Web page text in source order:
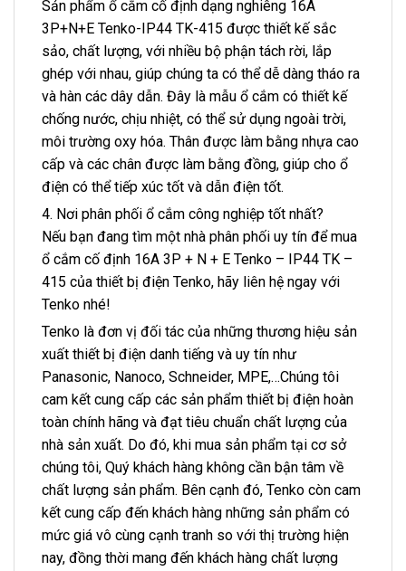
Sản phẩm ổ cắm cố định dạng nghiêng 16A
3P+N+E Tenko-IP44 TK-415 được thiết kế sắc
sảo, chất lượng, với nhiều bộ phận tách rời, lắp
ghép với nhau, giúp chúng ta có thể dễ dàng tháo ra
và hàn các dây dẫn. Đây là mẫu ổ cắm có thiết kế
chống nước, chịu nhiệt, có thể sử dụng ngoài trời,
môi trường oxy hóa. Thân được làm bằng nhựa cao
cấp và các chân được làm bằng đồng, giúp cho ổ
điện có thể tiếp xúc tốt và dẫn điện tốt.
4. Nơi phân phối ổ cắm công nghiệp tốt nhất?
Nếu bạn đang tìm một nhà phân phối uy tín để mua
ổ cắm cố định 16A 3P + N + E Tenko – IP44 TK –
415 của thiết bị điện Tenko, hãy liên hệ ngay với
Tenko nhé!
Tenko là đơn vị đối tác của những thương hiệu sản
xuất thiết bị điện danh tiếng và uy tín như
Panasonic, Nanoco, Schneider, MPE,…Chúng tôi
cam kết cung cấp các sản phẩm thiết bị điện hoàn
toàn chính hãng và đạt tiêu chuẩn chất lượng của
nhà sản xuất. Do đó, khi mua sản phẩm tại cơ sở
chúng tôi, Quý khách hàng không cần bận tâm về
chất lượng sản phẩm. Bên cạnh đó, Tenko còn cam
kết cung cấp đến khách hàng những sản phẩm có
mức giá vô cùng cạnh tranh so với thị trường hiện
nay, đồng thời mang đến khách hàng chất lượng